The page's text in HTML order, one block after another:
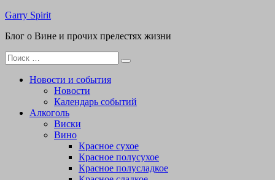
Перейти
содержимому
Garry Spirit
Блог о Вине и прочих прелестях жизни
Поиск
для:
Новости и события
Новости
Календарь событий
Алкоголь
Виски
Вино
Красное сухое
Красное полусухое
Красное полусладкое